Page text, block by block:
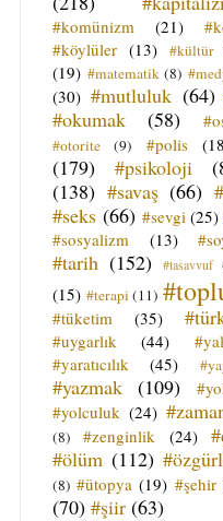
#komünizm (21)
#köylüler (13) #kültür
(19) #matematik (8)
(30) #mutluluk (64)
#okumak (58)
#otorite (9) #polis
(179)
#psikoloji
(138) #savaş (66)
#seks (66) #sevgi (25)
#sosyalizm
(13)
#tarih (152) #tasavvuf
(15) #terapi (11)
#tüketim (35)
#uygarlık (44)
#yaratıcılık
(45)
#yazmak (109)
#yolculuk (24)
(8)
#zenginlik (24)
#ölüm (112)
(8) #ütopya (19) #şehir
(70) #şiir (63)